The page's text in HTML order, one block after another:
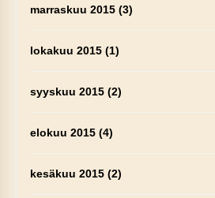
marraskuu 2015(3)
lokakuu 2015(1)
syyskuu 2015(2)
elokuu 2015(4)
kesäkuu 2015(2)